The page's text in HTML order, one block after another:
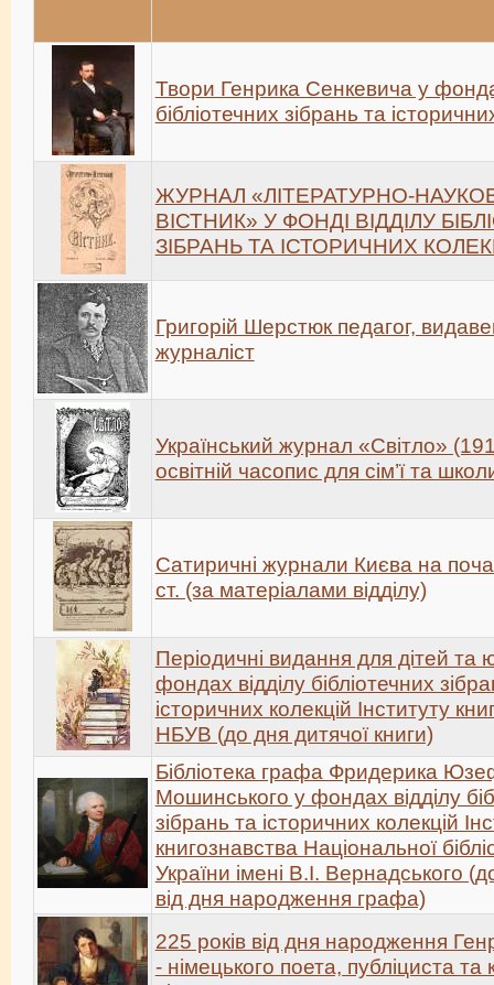
Твори Генрика Сенкевича y
бібліотечних зібрань та
ЖУРНАЛ «ЛІТЕРАТУРНО-
ВІСТНИК» У ФОНДІ ВІДДІЛУ
ЗІБРАНЬ ТА ІСТОРИЧНИХ
Григорій Шерстюк педагог,
журналіст
Український журнал «Світло»
освітній часопис для сім’ї та
Cатиричні журнали Києва на
ст. (за матеріалами відділу)
Періодичні видання для дітей та
фондах відділу бібліотечних
історичних колекцій Інституту
НБУВ (до дня дитячої книги)
Бібліотека графа Фридерика
Мошинського у фондах відділу
зібрань та історичних колекцій
книгознавства Національної
України імені В.І. Вернадського
від дня народження графа)
225 років від дня народження
- німецького поета, публіциста та